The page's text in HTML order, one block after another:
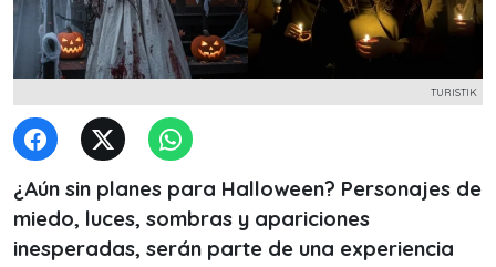
TURISTIK
¿Aún sin planes para Halloween? Personajes de
miedo, luces, sombras y apariciones
inesperadas, serán parte de una experiencia